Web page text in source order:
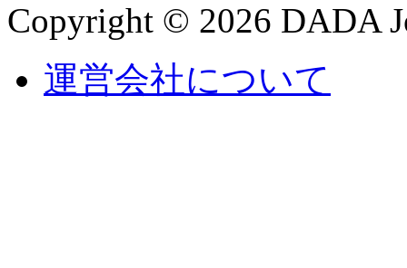
Copyright © 2026 DADA
運営会社について